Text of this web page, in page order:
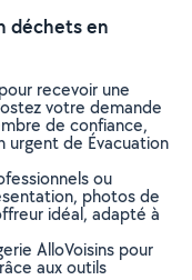
déchets en
recevoir une
votre demande
de confiance,
urgent de Évacuation
ou
photos de
idéal, adapté à
AlloVoisins pour
aux outils